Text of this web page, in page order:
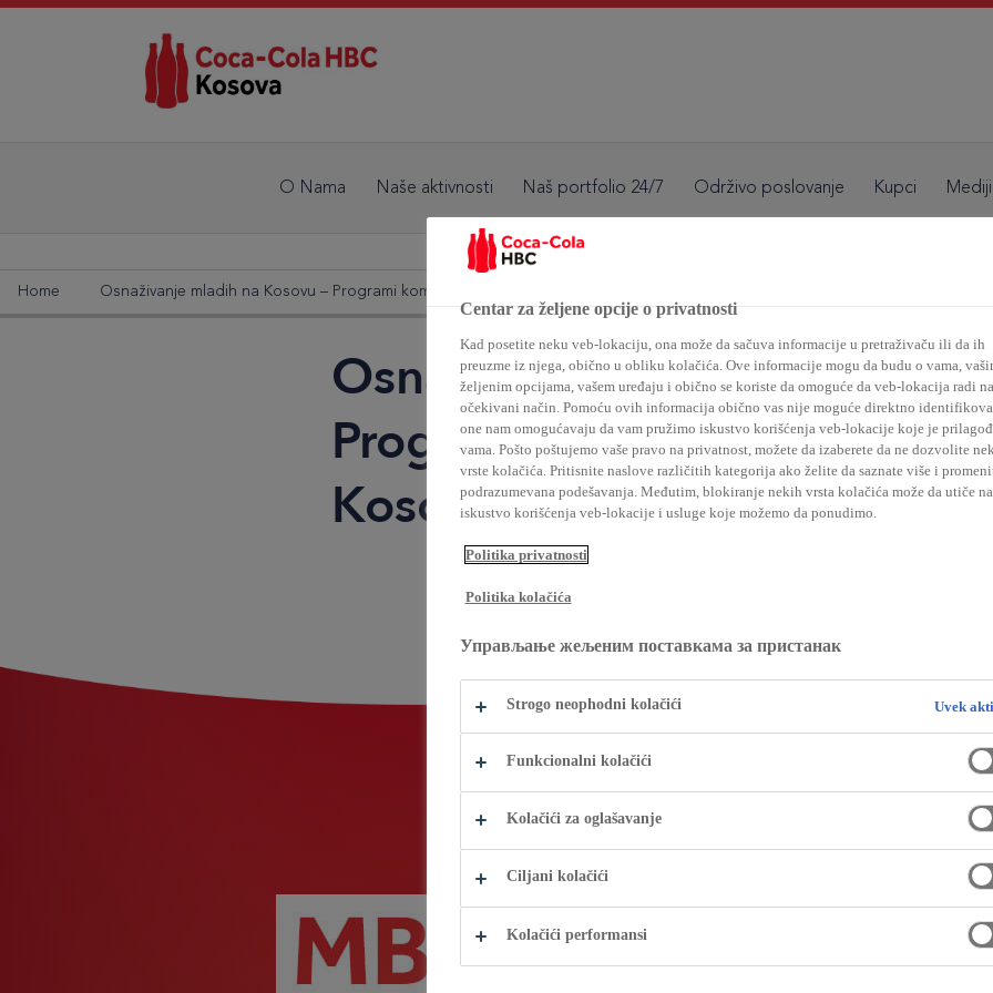
O Nama Naše aktivnosti Naš portfolio 24/7 Održivo poslovanje Kupci Mediji
Home Osnaživanje mladih na Kosovu – Programi kompanije Coca-Cola HBC Kosovo
Osnaživanje mladih na
Programi kompanije Coca-
Kosovo
Centar za željene opcije o privatnosti
Kad posetite neku veb-lokaciju, ona može da sačuva informacije u pretraživaču ili da ih
preuzme iz njega, obično u obliku kolačića. Ove informacije mogu da budu o vama,
željenim opcijama, vašem uređaju i obično se koriste da omoguće da veb-lokacija radi na
očekivani način. Pomoću ovih informacija obično vas nije moguće direktno
one nam omogućavaju da vam pružimo iskustvo korišćenja veb-lokacije koje je
vama. Pošto poštujemo vaše pravo na privatnost, možete da izaberete da ne dozvolite
vrste kolačića. Pritisnite naslove različitih kategorija ako želite da saznate više i
podrazumevana podešavanja. Međutim, blokiranje nekih vrsta kolačića može da utiče
iskustvo korišćenja veb-lokacije i usluge koje možemo da ponudimo.
Politika privatnosti
Politika kolačića
Управљање жељеним поставкама за пристанак
Strogo neophodni kolačići Uvek
Funkcionalni kolačići
Kolačići za oglašavanje
Ciljani kolačići
Kolačići performansi